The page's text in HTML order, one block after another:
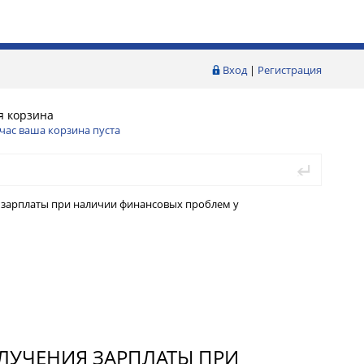
Вход| Регистрация
корзина
ваша корзина пуста
при наличии финансовых проблем у
ЗАРПЛАТЫ ПРИ